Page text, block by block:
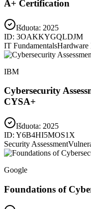
A+ Certification
Išduota: 2025
ID: 3OAKKYGQLDJM
IT FundamentalsHardware
IBM
Cybersecurity
CYSA+
Išduota: 2025
ID: Y6B4HI5MOS1X
Security Assessment
Google
Foundations of